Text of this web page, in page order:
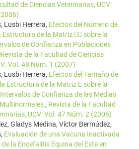
de Ciencias Veterinarias, UCV:
Lusbi Herrera, Efectos del Número de
Estructura de la Matriz  sobre la
de Confianza en Poblaciones
Revista de la Facultad de Ciencias
Vol. 48 Núm. 1 (2007)
Lusbi Herrera, Efectos del Tamaño de
Estructura de la Matriz E sobre la
de Confianza de las Medias
, Revista de la Facultad
UCV: Vol. 47 Núm. 2 (2006)
Gladys Medina, Víctor Bermúdez,
Evaluación de una Vacuna Inactivada
la Encefalitis Equina del Este en